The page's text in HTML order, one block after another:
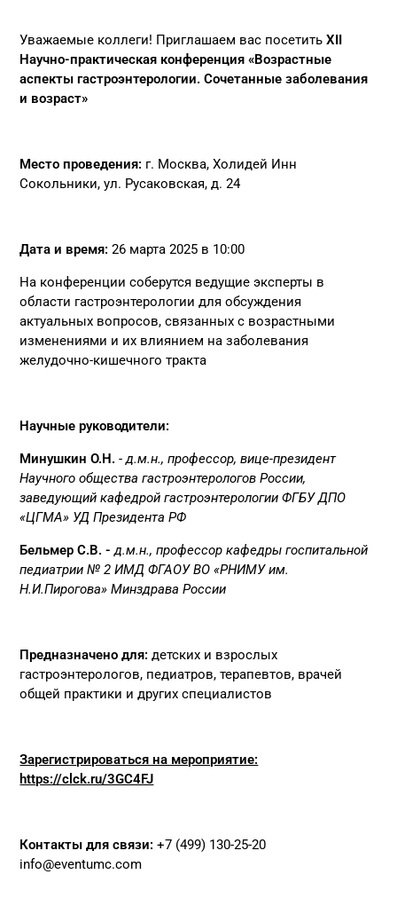
Уважаемые коллеги! Приглашаем вас посетитьXII
Научно-практическая конференция «Возрастные
аспекты гастроэнтерологии. Сочетанные заболевания
и возраст»
Место проведения: г. Москва, Холидей Инн
Сокольники, ул. Русаковская, д. 24
Дата и время: 26 марта 2025 в 10:00
На конференции соберутся ведущие эксперты в
области гастроэнтерологии для обсуждения
актуальных вопросов, связанных с возрастными
изменениями и их влиянием на заболевания
желудочно-кишечного тракта
Научные руководители:
Минушкин О.Н. -д.м.н., профессор, вице-президент
Научного общества гастроэнтерологов России,
заведующий кафедрой гастроэнтерологии ФГБУ ДПО
«ЦГМА» УД Президента РФ
Бельмер С.В. - д.м.н., профессор кафедры госпитальной
педиатрии № 2 ИМД ФГАОУ ВО «РНИМУ им.
Н.И.Пирогова» Минздрава России
Предназначено для: детских и взрослых
гастроэнтерологов, педиатров, терапевтов, врачей
общей практики и других специалистов
Зарегистрироваться на мероприятие:
https://clck.ru/3GC4FJ
Контакты для связи: +7 (499) 130-25-20
info@eventumc.com